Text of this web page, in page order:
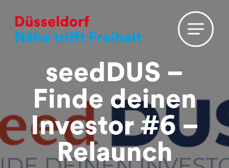
seedDUS –
Finde deinen
Investor #6 –
Relaunch